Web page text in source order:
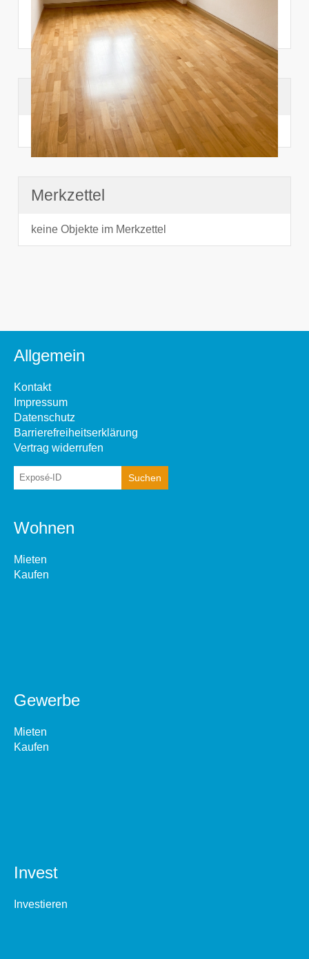
Suchhistorie
noch nichts angesehen
Merkzettel
keine Objekte im Merkzettel
Allgemein
Kontakt
Impressum
Datenschutz
Barrierefreiheitserklärung
Vertrag widerrufen
Wohnen
Mieten
Kaufen
Gewerbe
Mieten
Kaufen
Invest
Investieren